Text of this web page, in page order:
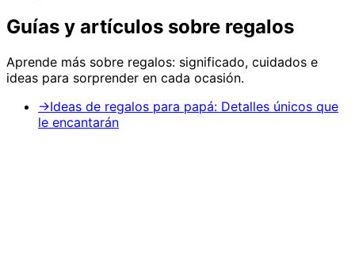
Guías y artículos sobre regalos
Aprende más sobre regalos: significado, cuidados e
ideas para sorprender en cada ocasión.
→Ideas de regalos para papá: Detalles únicos que
le encantarán